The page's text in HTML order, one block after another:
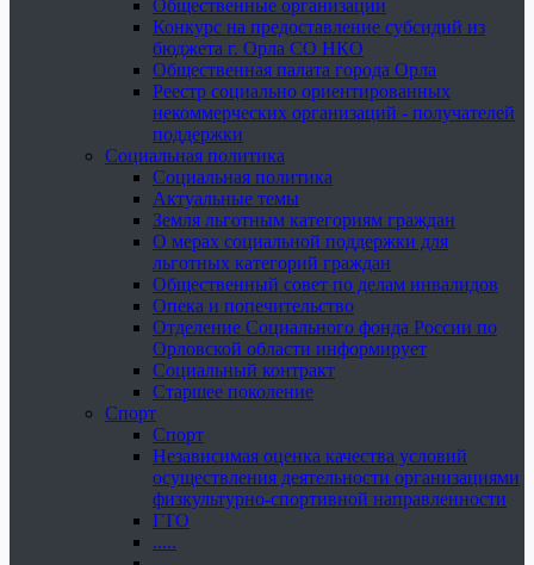
Общественные организации
Конкурс на предоставление субсидий из
бюджета г. Орла СО НКО
Общественная палата города Орла
Реестр социально ориентированных
некоммерческих организаций - получателей
поддержки
Социальная политика
Социальная политика
Актуальные темы
Земля льготным категориям граждан
О мерах социальной поддержки для
льготных категорий граждан
Общественный совет по делам инвалидов
Опека и попечительство
Отделение Социального фонда России по
Орловской области информирует
Социальный контракт
Старшее поколение
Спорт
Спорт
Независимая оценка качества условий
осуществления деятельности организациями
физкультурно-спортивной направленности
ГТО
.....